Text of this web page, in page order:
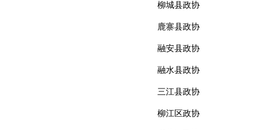
柳城县政协
鹿寨县政协
融安县政协
融水县政协
三江县政协
柳江区政协